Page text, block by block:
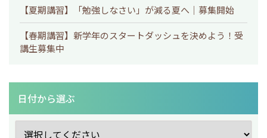
【夏期講習】「勉強しなさい」が減る夏へ｜募集開始
【春期講習】新学年のスタートダッシュを決めよう！受
講生募集中
日付から選ぶ